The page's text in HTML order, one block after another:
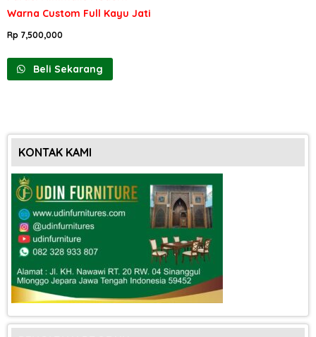
Warna Custom Full Kayu Jati
Rp 7,500,000
Beli Sekarang
KONTAK KAMI